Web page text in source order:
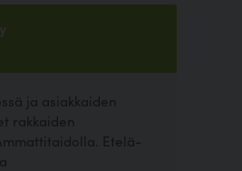
ja asiakkaiden
rakkaiden
Etelä-